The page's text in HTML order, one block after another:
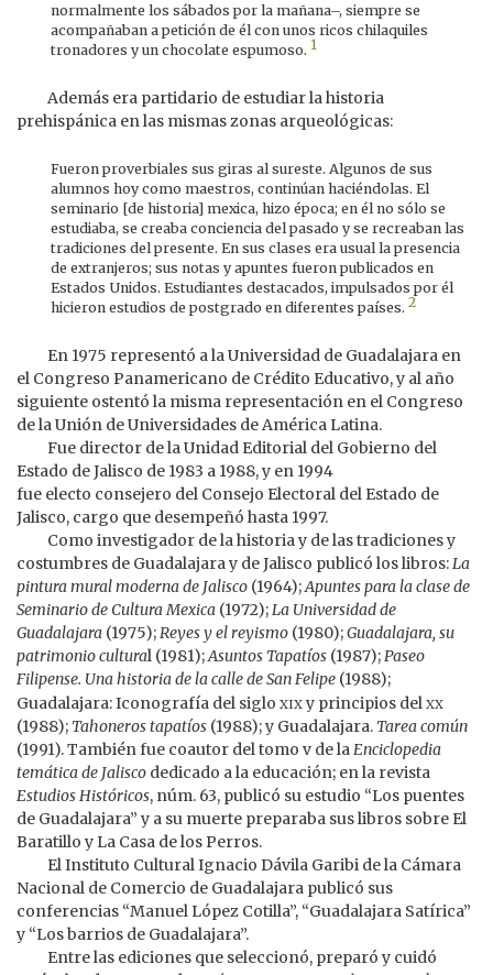
normalmente los sábados por la mañana–, siempre se
acompañaban a petición de él con unos ricos chilaquiles
tronadores y un chocolate espumoso. 1
Además era partidario de estudiar la historia
prehispánica en las mismas zonas arqueológicas:
Fueron proverbiales sus giras al sureste. Algunos de sus
alumnos hoy como maestros, continúan haciéndolas. El
seminario [de historia] mexica, hizo época; en él no sólo se
estudiaba, se creaba conciencia del pasado y se recreaban las
tradiciones del presente. En sus clases era usual la presencia
de extranjeros; sus notas y apuntes fueron publicados en
Estados Unidos. Estudiantes destacados, impulsados por él
hicieron estudios de postgrado en diferentes países. 2
En 1975 representó a la Universidad de Guadalajara en
el Congreso Panamericano de Crédito Educativo, y al año
siguiente ostentó la misma representación en el Congreso
de la Unión de Universidades de América Latina.
Fue director de la Unidad Editorial del Gobierno del
Estado de Jalisco de 1983 a 1988, y en 1994
fue electo consejero del Consejo Electoral del Estado de
Jalisco, cargo que desempeñó hasta 1997.
Como investigador de la historia y de las tradiciones y
costumbres de Guadalajara y de Jalisco publicó los libros:La
pintura mural moderna de Jalisco (1964);Apuntes para la clase de
Seminario de Cultura Mexica (1972);La Universidad de
Guadalajara (1975);Reyes y el reyismo (1980);Guadalajara, su
patrimonio cultural (1981);Asuntos Tapatíos (1987);Paseo
Filipense. Una historia de la calle de San Felipe (1988);
Guadalajara: Iconografía del siglo xixy principios delxx
(1988); Tahoneros tapatíos (1988); y Guadalajara. Tarea común
(1991). También fue coautor del tomo v de laEnciclopedia
temática de Jalisco dedicado a la educación; en la revista
Estudios Históricos, núm. 63, publicó su estudio “Los puentes
de Guadalajara” y a su muerte preparaba sus libros sobre El
Baratillo y La Casa de los Perros.
El Instituto Cultural Ignacio Dávila Garibi de la Cámara
Nacional de Comercio de Guadalajara publicó sus
conferencias “Manuel López Cotilla”, “Guadalajara Satírica”
y “Los barrios de Guadalajara”.
Entre las ediciones que seleccionó, preparó y cuidó